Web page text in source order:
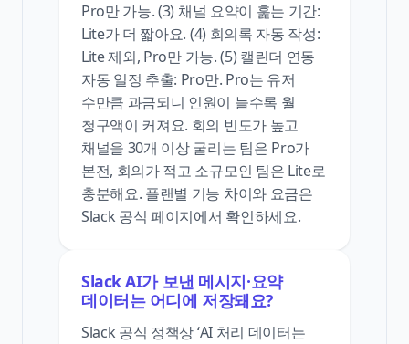
Pro만 가능. (3) 채널 요약이 훑는 기간:
Lite가 더 짧아요. (4) 회의록 자동 작성:
Lite 제외, Pro만 가능. (5) 캘린더 연동
자동 일정 추출: Pro만. Pro는 유저
수만큼 과금되니 인원이 늘수록 월
청구액이 커져요. 회의 빈도가 높고
채널을 30개 이상 굴리는 팀은 Pro가
본전, 회의가 적고 소규모인 팀은 Lite로
충분해요. 플랜별 기능 차이와 요금은
Slack 공식 페이지에서 확인하세요.
Slack AI가 보낸 메시지·요약
데이터는 어디에 저장돼요?
Slack 공식 정책상 ‘AI 처리 데이터는